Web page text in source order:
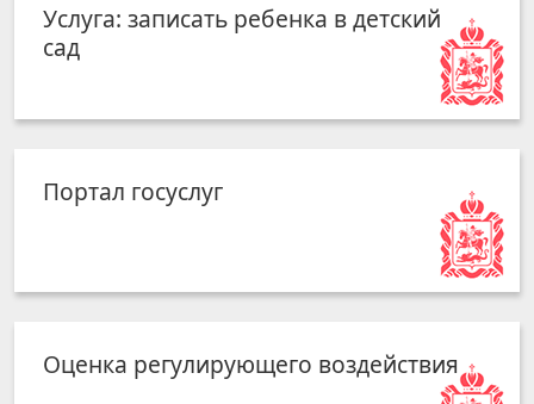
Услуга: записать ребенка в детский
сад
Портал госуслуг
Оценка регулирующего воздействия